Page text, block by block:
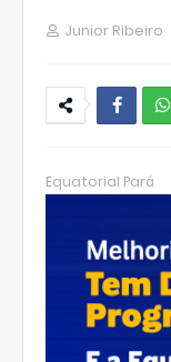
Junior Ribeiro
hats
p
Equatorial Pará